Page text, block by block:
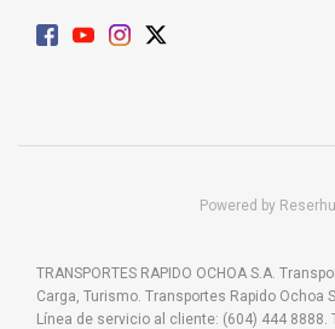
Powered by
TRANSPORTES RAPIDO OCHOA S.A.
Carga, Turismo. Transportes Rapido Ochoa
Línea de servicio al cliente: (604) 444 8888.